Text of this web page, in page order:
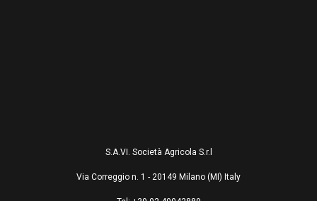
S.A.VI. Società Agricola S.r.l
Via Correggio n. 1 - 20149 Milano (MI) Italy